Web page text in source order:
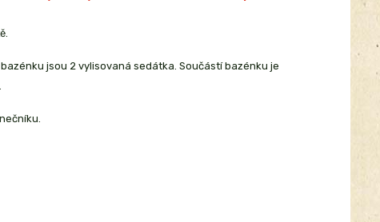
jsou 2 vylisovaná sedátka. Součástí bazénku je